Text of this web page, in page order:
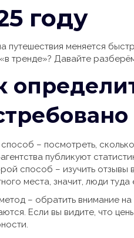
году
путешествия меняется
тренде»? Давайте
– посмотреть,
публикуют
способ – изучить отзывы
места, значит, люди туда
– обратить внимание
Если вы видите, что